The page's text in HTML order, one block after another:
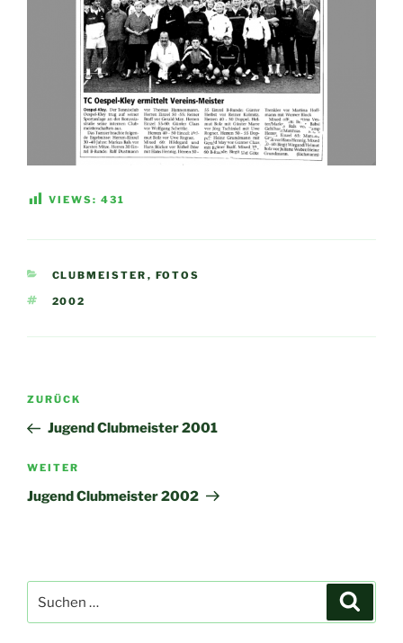
VIEWS: 431
KATEGORIEN
CLUBMEISTER , FOTOS
SCHLAGWÖRTER
2002
Beitragsnavigation
Vorheriger
Beitrag
ZURÜCK
Jugend Clubmeister 2001
Nächster
Beitrag
WEITER
Jugend Clubmeister 2002
nach: